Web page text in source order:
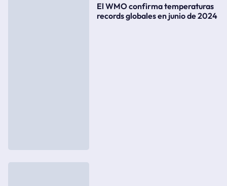
El WMO confirma temperaturas
records globales en junio de 2024